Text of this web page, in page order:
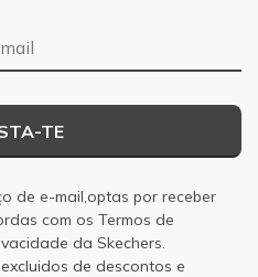
TE
de e-mail,optas por receber
com os Termos de
da Skechers.
de descontos e